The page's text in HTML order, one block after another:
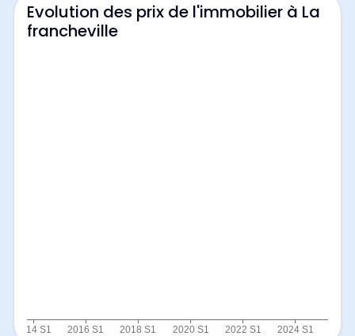
Evolution des prix de l'immobilier à La
francheville